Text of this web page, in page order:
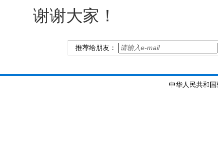
谢谢大家！
推荐给朋友：
中华人民共和